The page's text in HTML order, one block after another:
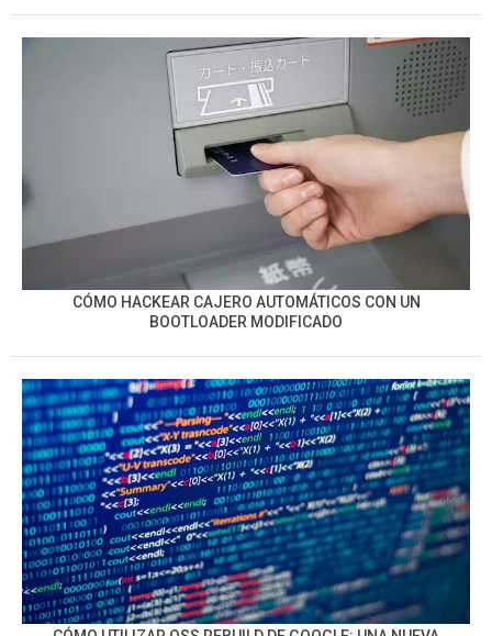
CÓMO HACKEAR CAJERO AUTOMÁTICOS CON UN
BOOTLOADER MODIFICADO